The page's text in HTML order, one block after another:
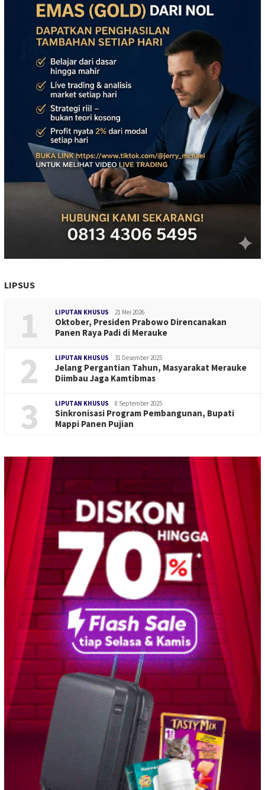
LIPSUS
1 LIPUTAN KHUSUS 21 Mei 2026
Oktober, Presiden Prabowo Direncanakan
Panen Raya Padi di Merauke
2 LIPUTAN KHUSUS 31 Desember 2025
Jelang Pergantian Tahun, Masyarakat Merauke
Diimbau Jaga Kamtibmas
3 LIPUTAN KHUSUS 8 September 2025
Sinkronisasi Program Pembangunan, Bupati
Mappi Panen Pujian